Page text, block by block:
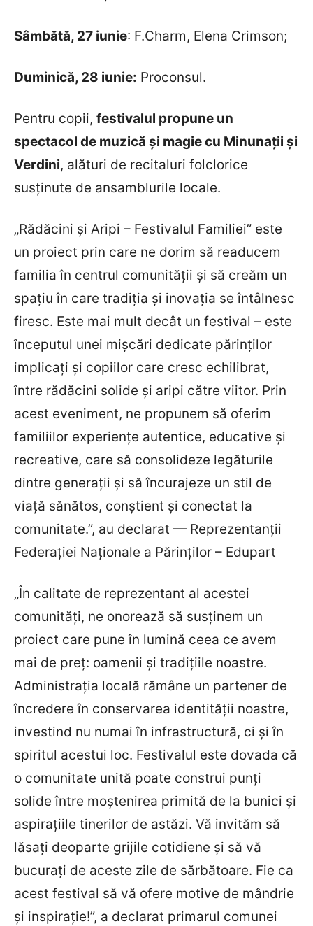
Sâmbătă, 27 iunie: F.Charm, Elena Crimson;
Duminică, 28 iunie: Proconsul.
Pentru copii, festivalul propune un
spectacol de muzică și magie cu Minunații și
Verdini, alături de recitaluri folclorice
susținute de ansamblurile locale.
„Rădăcini și Aripi – Festivalul Familiei” este
un proiect prin care ne dorim să readucem
familia în centrul comunității și să creăm un
spațiu în care tradiția și inovația se întâlnesc
firesc. Este mai mult decât un festival – este
începutul unei mișcări dedicate părinților
implicați și copiilor care cresc echilibrat,
între rădăcini solide și aripi către viitor. Prin
acest eveniment, ne propunem să oferim
familiilor experiențe autentice, educative și
recreative, care să consolideze legăturile
dintre generații și să încurajeze un stil de
viață sănătos, conștient și conectat la
comunitate.”, au declarat — Reprezentanții
Federației Naționale a Părinților – Edupart
„În calitate de reprezentant al acestei
comunități, ne onorează să susținem un
proiect care pune în lumină ceea ce avem
mai de preț: oamenii și tradițiile noastre.
Administrația locală rămâne un partener de
încredere în conservarea identității noastre,
investind nu numai în infrastructură, ci și în
spiritul acestui loc. Festivalul este dovada că
o comunitate unită poate construi punți
solide între moștenirea primită de la bunici și
aspirațiile tinerilor de astăzi. Vă invităm să
lăsați deoparte grijile cotidiene și să vă
bucurați de aceste zile de sărbătoare. Fie ca
acest festival să vă ofere motive de mândrie
și inspirație!”, a declarat primarul comunei